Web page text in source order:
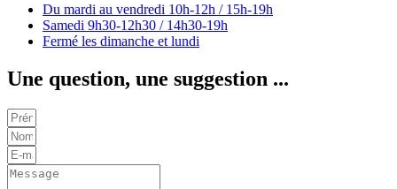
Du mardi au vendredi 10h-12h / 15h-19h
Samedi 9h30-12h30 / 14h30-19h
Fermé les dimanche et lundi
Une question, une suggestion ...